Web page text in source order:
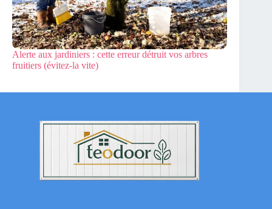
Alerte aux jardiniers : cette erreur détruit vos arbres
fruitiers (évitez-la vite)